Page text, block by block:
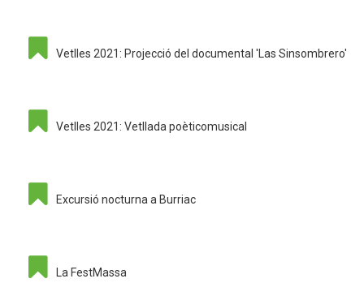
Vetlles 2021: Projecció del documental 'Las Sinsombrero'
Vetlles 2021: Vetllada poèticomusical
Excursió nocturna a Burriac
La FestMassa